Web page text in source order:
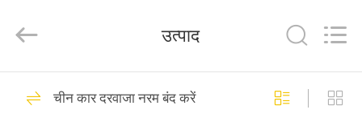
Technology
Rights
166
उत्पाद
चीन कार दरवाजा नरम बंद करें